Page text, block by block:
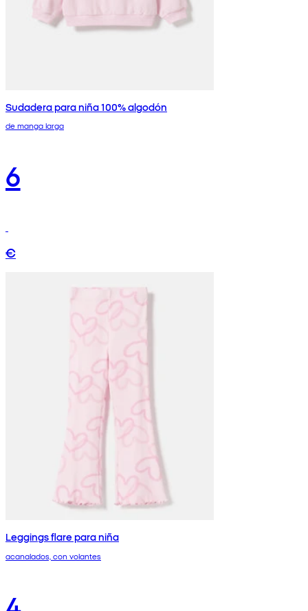
Sudadera para niña 100% algodón
de manga larga
6
€
Leggings flare para niña
acanalados, con volantes